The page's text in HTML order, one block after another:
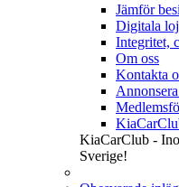
Jämför
Digitala
Integritet,
Om oss
Kontakta
KiaCarClub -
Sverige!